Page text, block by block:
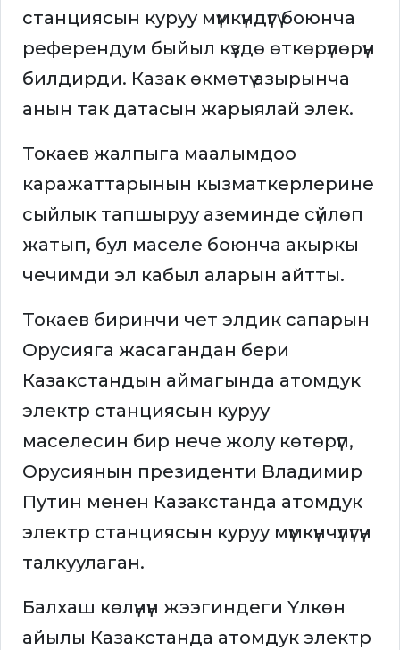
станциясын куруу мүмкүндүгү боюнча
референдум быйыл күздө өткөрүлөрүн
билдирди. Казак өкмөтү азырынча
анын так датасын жарыялай элек.
Токаев жалпыга маалымдоо
каражаттарынын кызматкерлерине
сыйлык тапшыруу аземинде сүйлөп
жатып, бул маселе боюнча акыркы
чечимди эл кабыл аларын айтты.
Токаев биринчи чет элдик сапарын
Орусияга жасагандан бери
Казакстандын аймагында атомдук
электр станциясын куруу
маселесин бир нече жолу көтөрүп,
Орусиянын президенти Владимир
Путин менен Казакстанда атомдук
электр станциясын куруу мүмкүнчүлүгүн
талкуулаган.
Балхаш көлүнүн жээгиндеги Үлкөн
айылы Казакстанда атомдук электр